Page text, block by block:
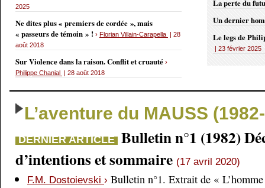
La perte du
Un dernier
Le legs de
| 23 février 2025
2025
Ne dites plus « premiers de cordée », mais
« passeurs de témoin » ! › Florian Villain-Carapella | 28
août 2018
Sur Violence dans la raison. Conflit et cruauté ›
Philippe Chanial | 28 août 2018
L’aventure du MAUSS
DERNIER ARTICLE Bulletin n°1 (1982)
d’intentions et sommaire (17 avril 2020)
F.M. Dostoievski › Bulletin n°1. Extrait de «